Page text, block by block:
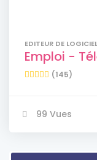
EDITEUR DE LOGICIEL
Emploi -
(145)
99 Vues